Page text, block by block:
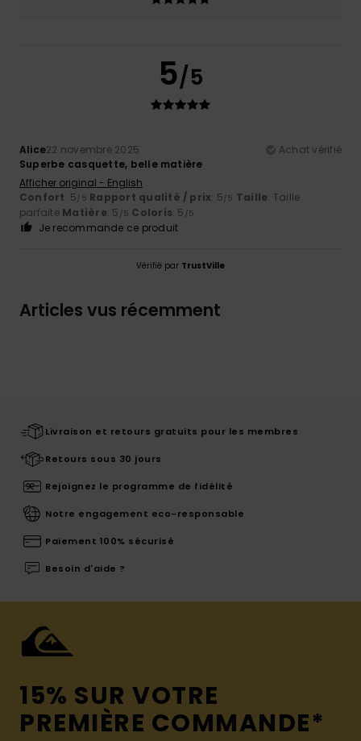
5/5
Alice22 novembre 2025
Achat vérifié
Superbe casquette, belle matière
Afficher original - English
Confort: 5/5 Rapport qualité / prix: 5/5 Taille: Taille
parfaite Matière: 5 /5 Coloris: 5 /5
Je recommande ce produit
Vérifié par TrustVille
Articles vus récemment
Livraison et retours gratuits pour les membres
Retours sous 30 jours
Rejoignez le programme de fidélité
Notre engagement eco-responsable
Paiement 100% sécurisé
Besoin d'aide ?
15% SUR VOTRE
PREMIÈRE COMMANDE*